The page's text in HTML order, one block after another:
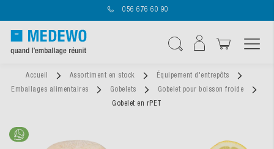
056 676 60 90
Accueil Assortiment en stock
Équipement d'entrepôts
Emballages alimentaires
Gobelets
Gobelet pour boisson froide
Gobelet en rPET